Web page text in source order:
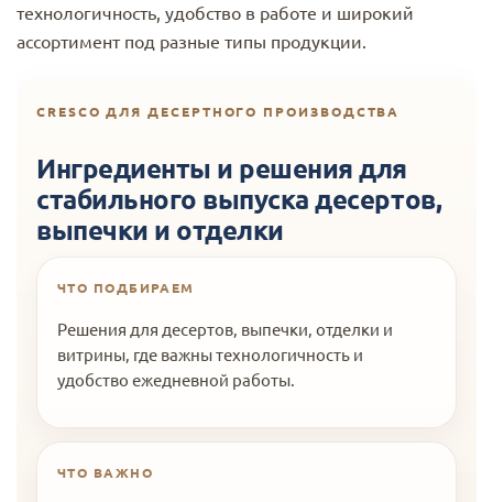
технологичность, удобство в работе и широкий
ассортимент под разные типы продукции.
CRESCO ДЛЯ ДЕСЕРТНОГО ПРОИЗВОДСТВА
Ингредиенты и решения для
стабильного выпуска десертов,
выпечки и отделки
ЧТО ПОДБИРАЕМ
Решения для десертов, выпечки, отделки и
витрины, где важны технологичность и
удобство ежедневной работы.
ЧТО ВАЖНО